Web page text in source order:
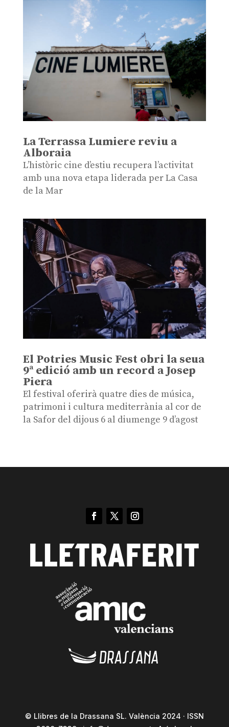
La Terrassa Lumiere reviu a
Alboraia
L’històric cine d’estiu recupera l’activitat
amb una nova etapa liderada per La Casa
de la Mar
El Potries Music Fest obri la seua
9ª edició amb un record a Josep
Piera
El festival oferirà quatre dies de música,
patrimoni i cultura mediterrània al cor de
la Safor del dijous 6 al diumenge 9 d’agost
© Llibres de la Drassana SL. València 2024 · ISSN